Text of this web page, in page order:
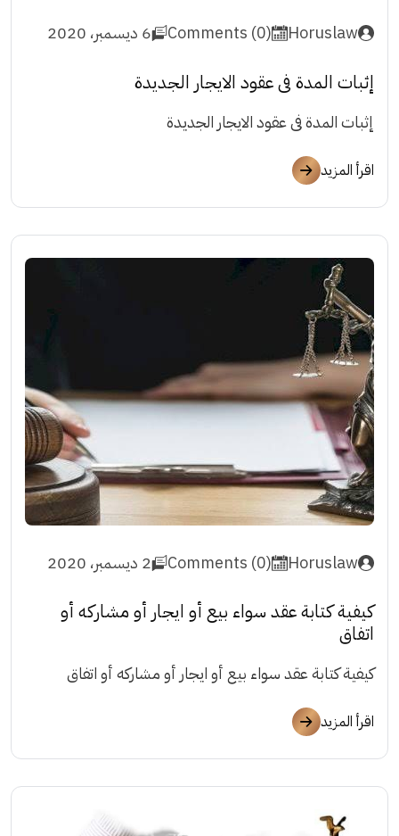
Horuslaw
Comments (0) 6 ديسمبر، 2020
إثبات المدة فى عقود الايجار الجديدة
إثبات المدة فى عقود الايجار الجديدة
اقرأ المزيد
Horuslaw
Comments (0) 2 ديسمبر، 2020
كيفية كتابة عقد سواء بيع أو ايجار أو مشاركه أو
اتفاق
كيفية كتابة عقد سواء بيع أو ايجار أو مشاركه أو اتفاق
اقرأ المزيد